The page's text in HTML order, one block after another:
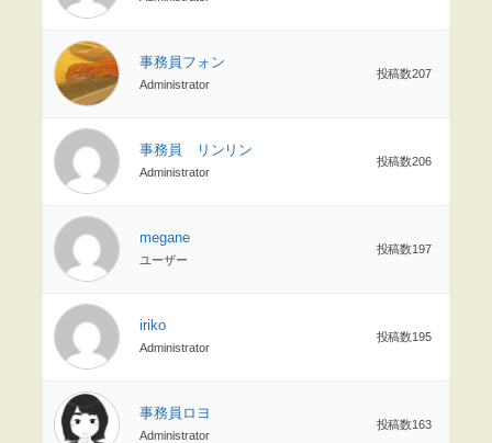
事務員フォン
Administrator
投稿数207
事務員 リンリン
Administrator
投稿数206
megane
ユーザー
投稿数197
iriko
Administrator
投稿数195
事務員ロヨ
Administrator
投稿数163